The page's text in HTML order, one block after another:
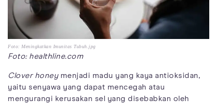
Foto: Meningkatkan Imunitas Tubuh.jpg
Foto: healthline.com
Clover honeymenjadi madu yang kaya antioksidan,
yaitu senyawa yang dapat mencegah atau
mengurangi kerusakan sel yang disebabkan oleh